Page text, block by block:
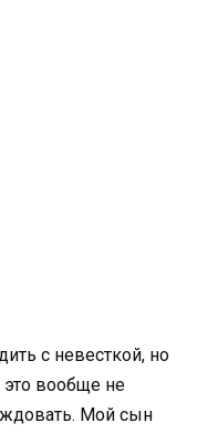
с невесткой, но
это вообще не
Мой сын